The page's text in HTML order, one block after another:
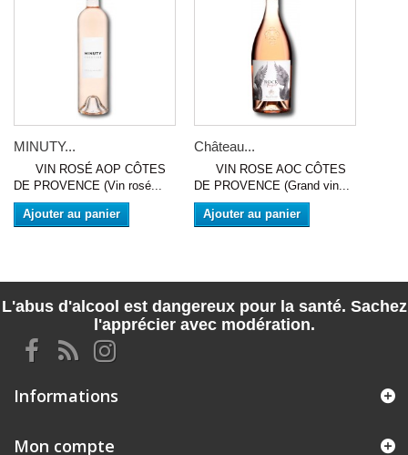
MINUTY...
VIN ROSÉ AOP CÔTES
DE PROVENCE (Vin rosé...
Ajouter au panier
Château...
VIN ROSE AOC CÔTES
DE PROVENCE (Grand vin...
Ajouter au panier
L'abus d'alcool est dangereux pour la santé. Sachez
l'apprécier avec modération.
Informations
Mon compte